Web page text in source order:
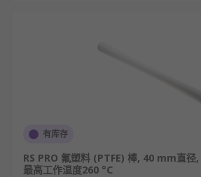
有库存
RS PRO 氟塑料 (PTFE) 棒, 40 mm直
最高工作温度260 °C